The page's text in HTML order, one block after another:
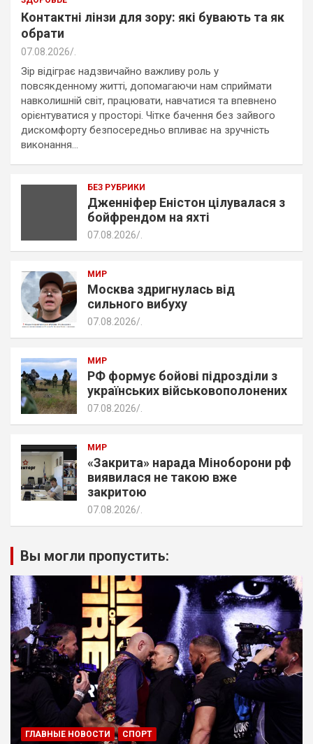
Контактні лінзи для зору: які бувають та як
обрати
07.08.2026
Зір відіграє надзвичайно важливу роль у
повсякденному житті, допомагаючи нам сприймати
навколишній світ, працювати, навчатися та впевнено
орієнтуватися у просторі. Чітке бачення без зайвого
дискомфорту безпосередньо впливає на зручність
виконання…
БЕЗ РУБРИКИ
Дженніфер Еністон цілувалася з
бойфрендом на яхті
07.08.2026
МИР
Москва здригнулась від
сильного вибуху
07.08.2026
МИР
РФ формує бойові підрозділи з
українських військовополонених
07.08.2026
МИР
«Закрита» нарада Міноборони рф
виявилася не такою вже
закритою
07.08.2026
Вы могли пропустить:
ГЛАВНЫЕ НОВОСТИ СПОРТ